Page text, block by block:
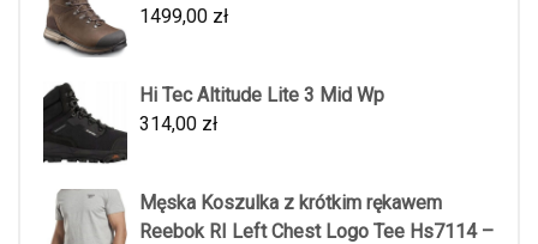
1499,00 zł
Hi Tec Altitude Lite 3 Mid Wp
314,00 zł
Męska Koszulka z krótkim rękawem
Reebok RI Left Chest Logo Tee Hs7114 –